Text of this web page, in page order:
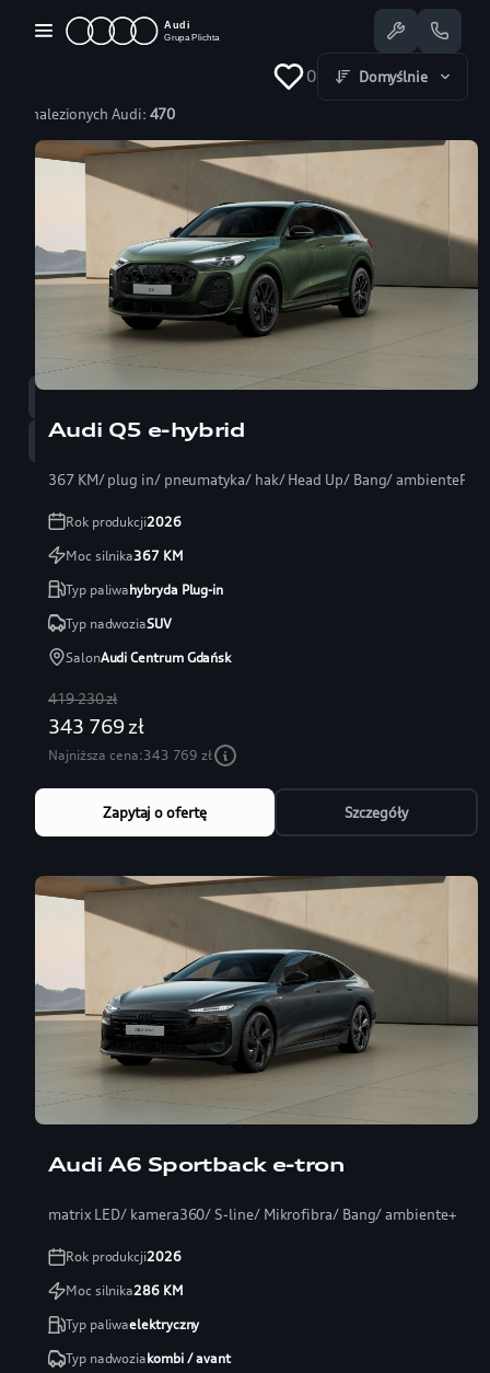
Przejdź
Dostępne Audi
Oferty specjalne
Nasze salony
Jazda testowa
Serwis
Sprzedaż
0 Domyślnie
Znalezionych Audi: 470
Audi Q5 e-hybrid
367 KM/ plug in/ pneumatyka/ hak/ Head Up/ Bang/ ambientePRO
Rok produkcji2026
Moc silnika367KM
Typ paliwahybryda Plug-in
Typ nadwoziaSUV
SalonAudi Centrum Gdańsk
419 230 zł
343 769 zł
Najniższa cena:343 769 zł
Zapytaj o ofertę Szczegóły
Audi A6 Sportback e-tron
matrix LED/ kamera360/ S-line/ Mikrofibra/ Bang/ ambiente+
Rok produkcji2026
Moc silnika286KM
Typ paliwaelektryczny
Typ nadwoziakombi / avant